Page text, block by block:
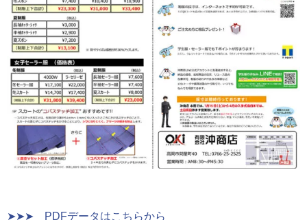
➤➤➤ PDFデータはこちらから